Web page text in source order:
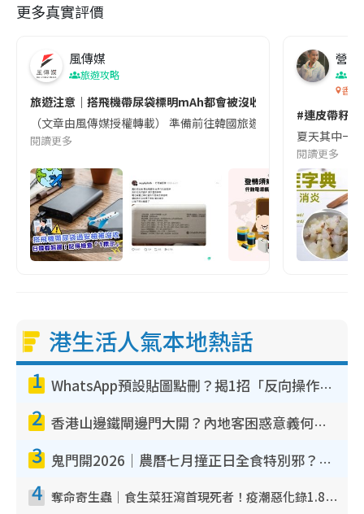
更多真實評價
風傳媒
旅遊攻略
旅遊注意｜搭飛機帶尿袋標明mAh都會被沒收😱出發前切記檢查
（文章由風傳媒授權轉載） 準備前往韓國旅遊的民眾，近期要
閱讀更多
營養
香港
#連皮帶籽
夏天其中一
閱讀更多
港生活人氣本地熱話
1 WhatsApp預設貼圖點刪？揭1招「反向操作」還原簡潔介面 附3步實測教學
2 香港山邊鐵閘邊門大開？內地客困惑意義何在！網民神回覆：呢種叫法理性防禦
3 鬼門開2026｜農曆七月撞正日全食特別邪？專家警告切忌做一事！揭4大禁忌+2招保平安
4 奪命寄生蟲｜食生菜狂瀉首現死者！疫潮惡化錄1.8萬宗病例 揭洗菜3大謬誤